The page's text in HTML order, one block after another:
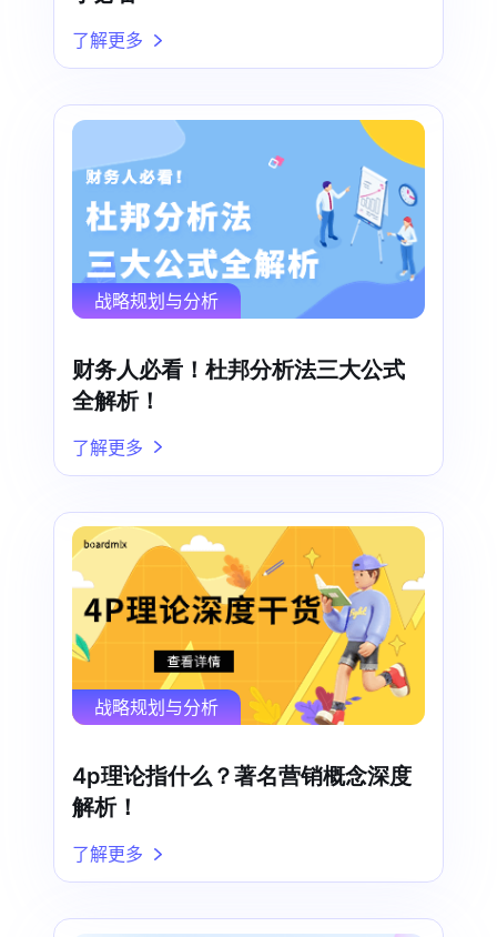
了解更多
战略规划与分析
财务人必看！杜邦分析法三大公式
全解析！
了解更多
战略规划与分析
4p理论指什么？著名营销概念深度
解析！
了解更多